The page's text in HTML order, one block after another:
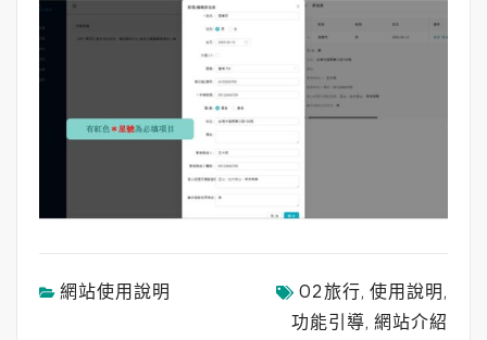
網站使用說明 O2旅行, 使用說明,
功能引導, 網站介紹